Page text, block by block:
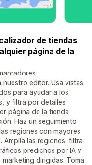
de tiendas
página de la
editor. Usa vistas
para ayudar a los
y filtra por detalles
página de la tienda
Haz un seguimiento
regiones con mayores
Amplía las regiones, filtra
predichos por IA y
dirigidas. Toma